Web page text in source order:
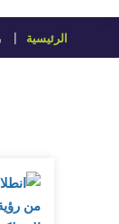
الرئيسية